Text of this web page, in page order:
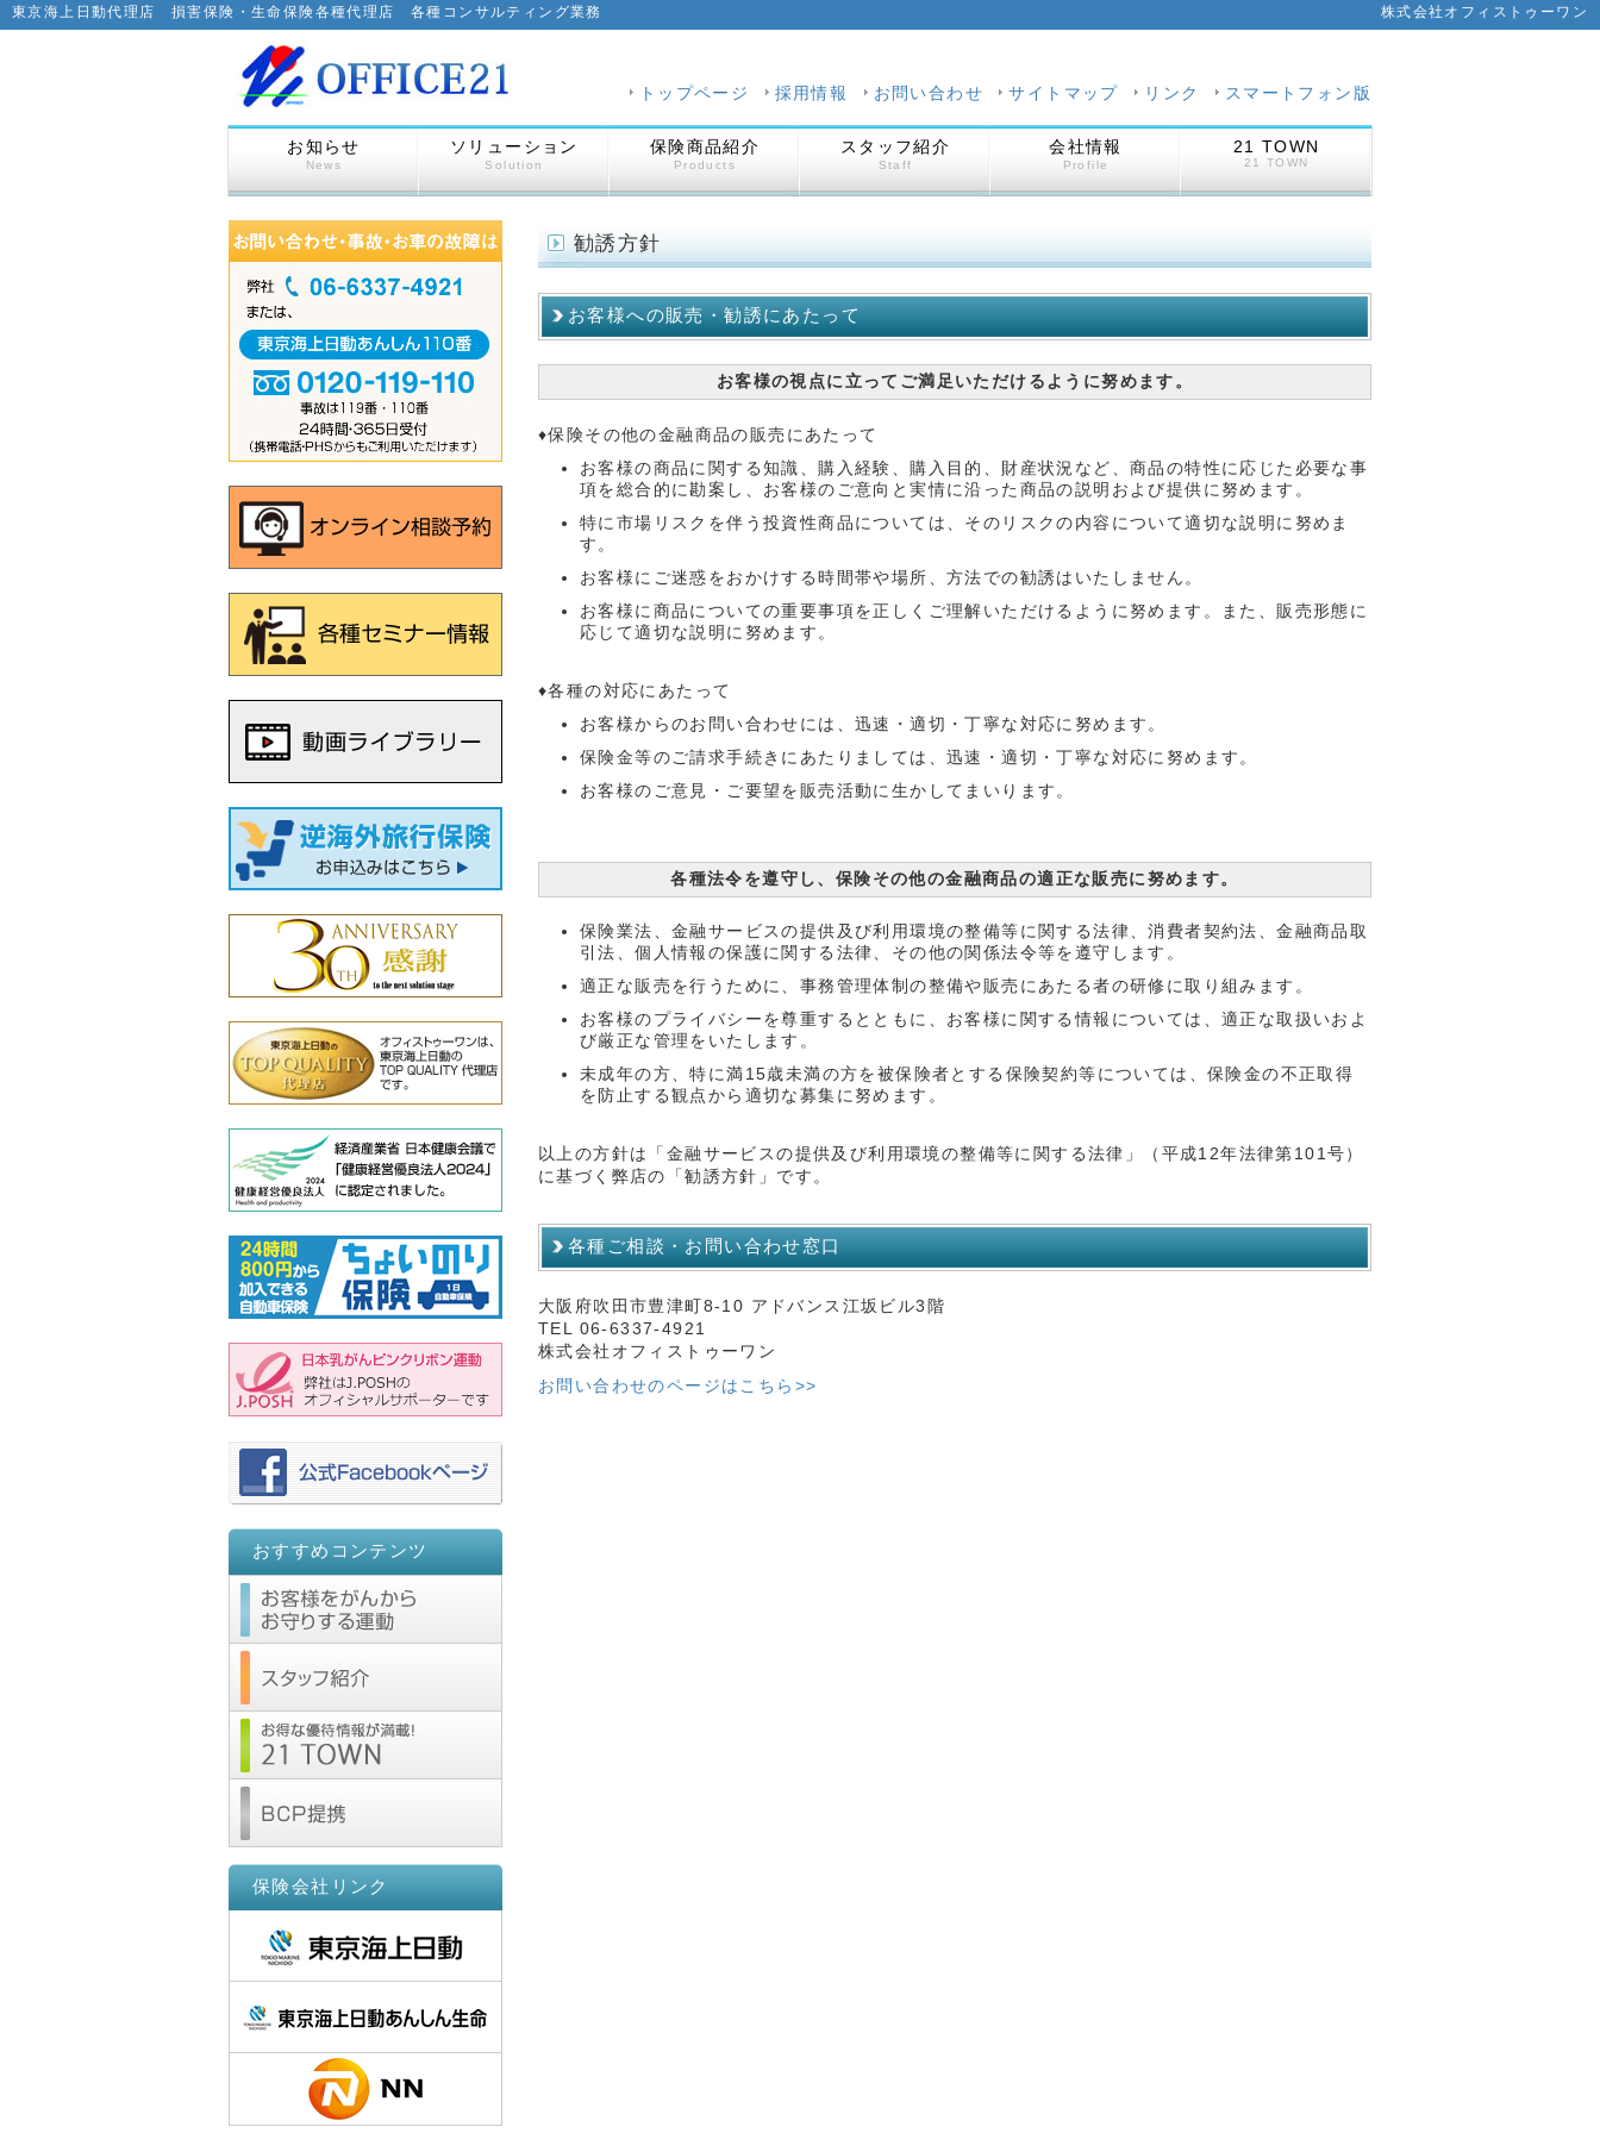
東京海上日動代理店 損害保険・生命保険各種代理店 各種コンサルティング業務 株式会社オフィストゥーワン
トップページ 採用情報 お問い合わせ サイトマップ リンク スマートフォン版
お知らせ
News
ソリューション
Solution
保険商品紹介
Products
スタッフ紹介
Staff
会社情報
Profile
21 TOWN
21 TOWN
おすすめコンテンツ
保険会社リンク
勧誘方針
お客様への販売・勧誘にあたって
お客様の視点に立ってご満足いただけるように努めます。
♦保険その他の金融商品の販売にあたって
お客様の商品に関する知識、購入経験、購入目的、財産状況など、商品の特性に応じた必要な事
項を総合的に勘案し、お客様のご意向と実情に沿った商品の説明および提供に努めます。
特に市場リスクを伴う投資性商品については、そのリスクの内容について適切な説明に努めま
す。
お客様にご迷惑をおかけする時間帯や場所、方法での勧誘はいたしません。
お客様に商品についての重要事項を正しくご理解いただけるように努めます。また、販売形態に
応じて適切な説明に努めます。
♦各種の対応にあたって
お客様からのお問い合わせには、迅速・適切・丁寧な対応に努めます。
保険金等のご請求手続きにあたりましては、迅速・適切・丁寧な対応に努めます。
お客様のご意見・ご要望を販売活動に生かしてまいります。
各種法令を遵守し、保険その他の金融商品の適正な販売に努めます。
保険業法、金融サービスの提供及び利用環境の整備等に関する法律、消費者契約法、金融商品取
引法、個人情報の保護に関する法律、その他の関係法令等を遵守します。
適正な販売を行うために、事務管理体制の整備や販売にあたる者の研修に取り組みます。
お客様のプライバシーを尊重するとともに、お客様に関する情報については、適正な取扱いおよ
び厳正な管理をいたします。
未成年の方、特に満15歳未満の方を被保険者とする保険契約等については、保険金の不正取得
を防止する観点から適切な募集に努めます。
以上の方針は「金融サービスの提供及び利用環境の整備等に関する法律」（平成12年法律第101号）
に基づく弊店の「勧誘方針」です。
各種ご相談・お問い合わせ窓口
大阪府吹田市豊津町8-10 アドバンス江坂ビル3階
TEL 06-6337-4921
株式会社オフィストゥーワン
お問い合わせのページはこちら>>